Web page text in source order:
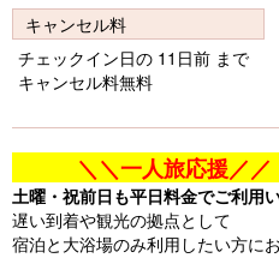
キャンセル料
チェックイン日の 11日前 まで
キャンセル料無料
＼＼一人旅応援／／
土曜・祝前日も平日料金でご利用
遅い到着や観光の拠点として
宿泊と大浴場のみ利用したい方に